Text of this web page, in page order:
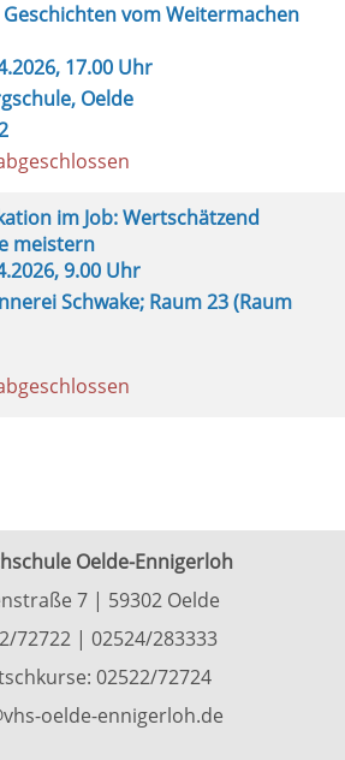
vom Weitermachen
17.00 Uhr
Oelde
im Job: Wertschätzend
meistern
9.00 Uhr
Schwake; Raum 23 (Raum
Oelde-Ennigerloh
7 | 59302 Oelde
72722| 02524/283333
02522/72724
oelde-ennigerloh.de